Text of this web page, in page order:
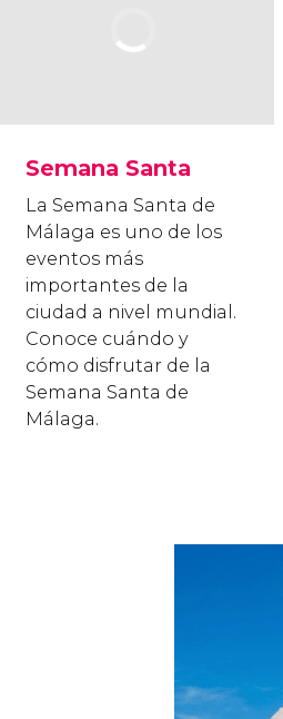
Semana Santa
La Semana Santa de
Málaga es uno de los
eventos más
importantes de la
ciudad a nivel mundial.
Conoce cuándo y
cómo disfrutar de la
Semana Santa de
Málaga.